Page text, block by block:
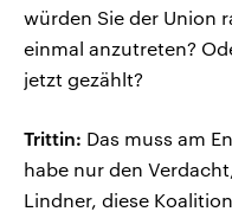
würden Sie der Union
einmal anzutreten?
jetzt gezählt?
Trittin: Das muss am
habe nur den
Lindner, diese